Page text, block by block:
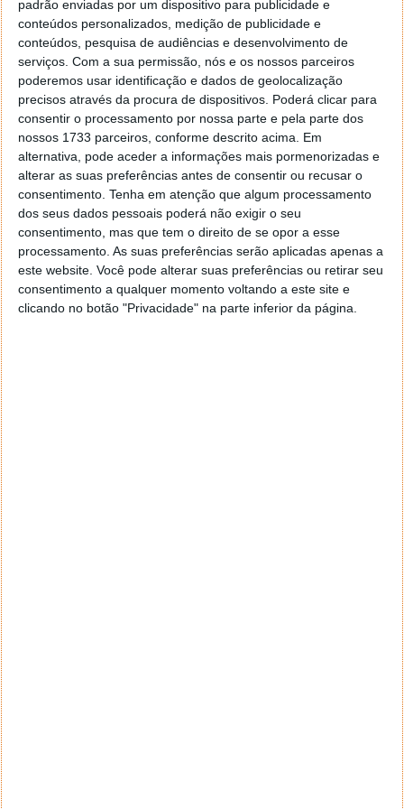
padrão enviadas por um dispositivo para publicidade e
conteúdos personalizados, medição de publicidade e
conteúdos, pesquisa de audiências e desenvolvimento de
serviços. Com a sua permissão, nós e os nossos parceiros
poderemos usar identificação e dados de geolocalização
precisos através da procura de dispositivos. Poderá clicar para
consentir o processamento por nossa parte e pela parte dos
nossos 1733 parceiros, conforme descrito acima. Em
alternativa, pode aceder a informações mais pormenorizadas e
alterar as suas preferências antes de consentir ou recusar o
consentimento. Tenha em atenção que algum processamento
dos seus dados pessoais poderá não exigir o seu
consentimento, mas que tem o direito de se opor a esse
processamento. As suas preferências serão aplicadas apenas a
este website. Você pode alterar suas preferências ou retirar seu
consentimento a qualquer momento voltando a este site e
clicando no botão "Privacidade" na parte inferior da página.
Nesse mandado de busca, o oficial da investigação
publicou os comentários de um funcionário da Apple
sobre o processo de deteção de "várias imagens de
suspeita de pornografia infantil" que foram
carregadas por um utilizador da iCloud, tendo sigo
seguidamente analisados os seus emails.
Parte do mandado em que inclui as suspeitas da Apple de Pornografia
Infantil. (Créditos: Forbes)